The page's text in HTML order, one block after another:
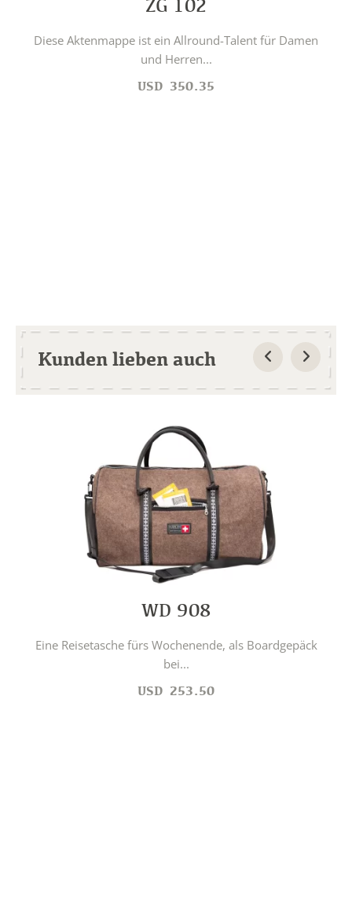
ZG 102
Diese Aktenmappe ist ein Allround-Talent für Damen
und Herren...
USD 350.35
Kunden lieben auch
WD 908
Eine Reisetasche fürs Wochenende, als Boardgepäck
bei...
USD 253.50